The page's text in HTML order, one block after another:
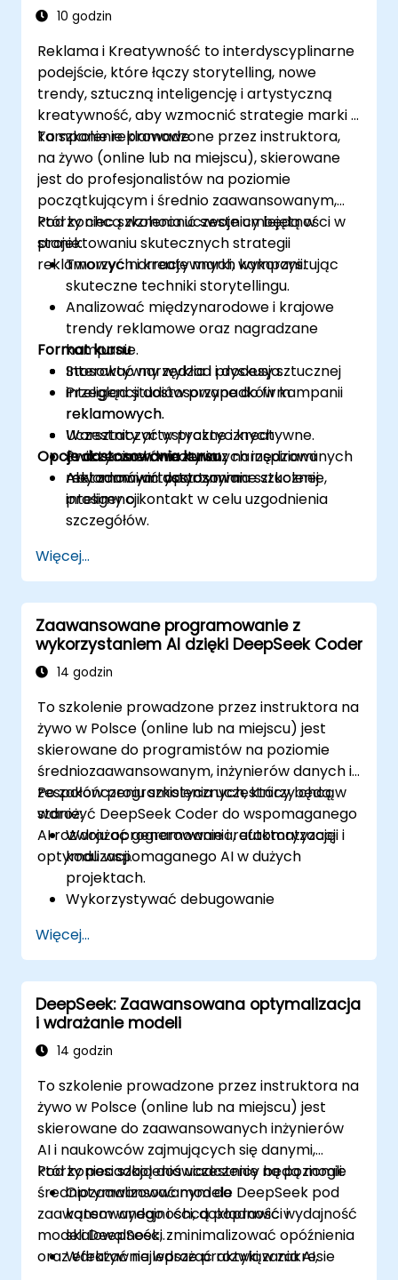
10 godzin
Reklama i Kreatywność to interdyscyplinarne
podejście, które łączy storytelling, nowe
trendy, sztuczną inteligencję i artystyczną
kreatywność, aby wzmocnić strategie marki i
kampanie reklamowe.
To szkolenie prowadzone przez instruktora,
na żywo (online lub na miejscu), skierowane
jest do profesjonalistów na poziomie
początkującym i średnio zaawansowanym,
którzy chcą wzmocnić swoje umiejętności w
projektowaniu skutecznych strategii
reklamowych i kreatywnych kampanii.
Pod koniec szkolenia uczestnicy będą w
stanie:
Tworzyć narracje marki, wykorzystując
skuteczne techniki storytellingu.
Analizować międzynarodowe i krajowe
trendy reklamowe oraz nagradzane
kampanie.
Stosować narzędzia i procesy sztucznej
inteligencji dostosowane do firm
reklamowych.
Uczestniczyć w praktycznych
ćwiczeniach kreatywnych inspirowanych
metodami artystycznymi.
Format kursu
Interaktywny wykład i dyskusja.
Przegląd studiów przypadków kampanii
reklamowych.
Warsztaty artystyczne i kreatywne.
Praktyczne ćwiczenia z narzędziami
reklamowymi opartymi na sztucznej
inteligencji.
Opcje dostosowania kursu
Aby zamówić dostosowane szkolenie,
prosimy o kontakt w celu uzgodnienia
szczegółów.
Więcej...
Zaawansowane programowanie z
wykorzystaniem AI dzięki DeepSeek Coder
14 godzin
To szkolenie prowadzone przez instruktora na
żywo w Polsce (online lub na miejscu) jest
skierowane do programistów na poziomie
średniozaawansowanym, inżynierów danych i
zespołów programistycznych, którzy chcą
wdrożyć DeepSeek Coder do wspomaganego
AI rozwoju oprogramowania, automatyzacji i
optymalizacji.
Po zakończeniu szkolenia uczestnicy będą w
stanie:
Wdrażać generowanie i refaktoryzację
kodu wspomaganego AI w dużych
projektach.
Wykorzystywać debugowanie
niezawodność oprogramowania.
Integrować DeepSeek Coder z potokami
DevOps i CI/CD.
Stosować AI do inteligentnej
automatyzacji w procesach inżynierii
oprogramowania.
Więcej...
DeepSeek: Zaawansowana optymalizacja
i wdrażanie modeli
14 godzin
To szkolenie prowadzone przez instruktora na
żywo w Polsce (online lub na miejscu) jest
skierowane do zaawansowanych inżynierów
AI i naukowców zajmujących się danymi,
którzy posiadają doświadczenie na poziomie
średniozaawansowanym do
zaawansowanego i chcą poprawić wydajność
modeli DeepSeek, zminimalizować opóźnienia
oraz efektywnie wdrażać rozwiązania AI,
Pod koniec szkolenia uczestnicy będą mogli:
Optymalizować modele DeepSeek pod
kątem wydajności, dokładności i
skalowalności.
Wdrażać najlepsze praktyki w zakresie